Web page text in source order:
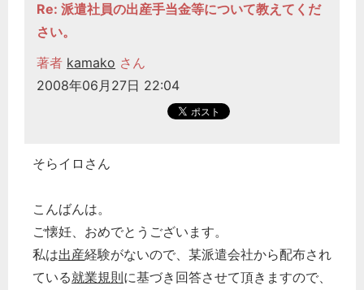
Re: 派遣社員の出産手当金等について教えてくだ
さい。
著者 kamako さん
2008年06月27日 22:04
そらイロさん
こんばんは。
ご懐妊、おめでとうございます。
私は出産経験がないので、某派遣会社から配布され
ている就業規則に基づき回答させて頂きますので、